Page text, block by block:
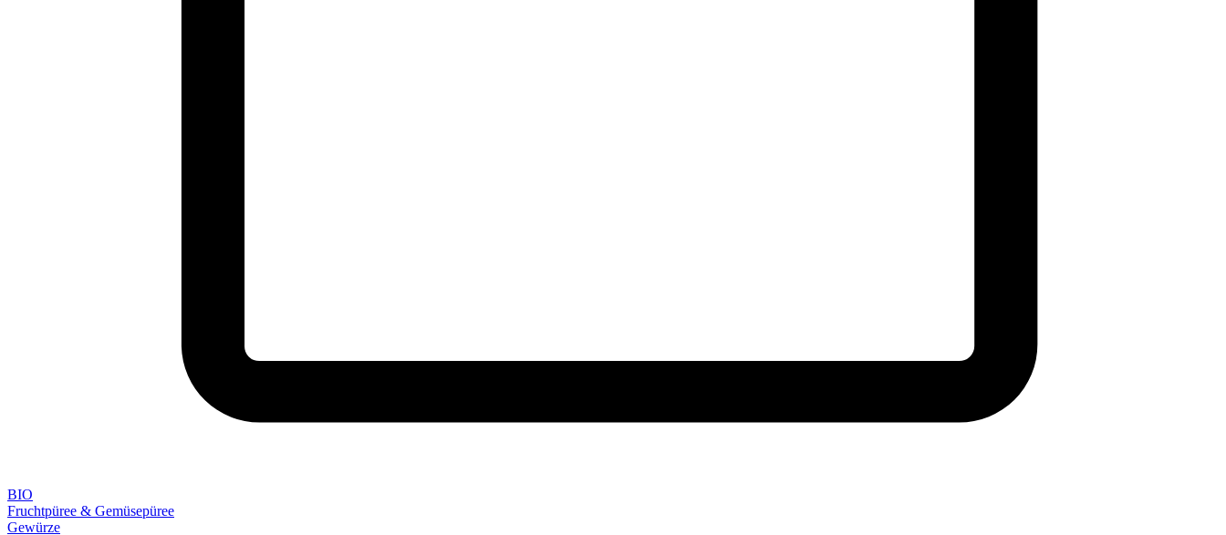
BIO
Fruchtpüree & Gemüsepüree
Gewürze